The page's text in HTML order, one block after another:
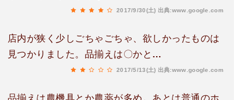
2017/9/30(土) 出典:www.google.com
店内が狭く少しごちゃごちゃ、欲しかったものは
見つかりました。品揃えは〇かと…
2017/5/13(土) 出典:www.google.com
品揃えは農機具とか農薬が多め。あとは普通のホ